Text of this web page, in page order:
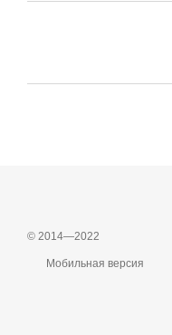
© 2014—2022
Мобильная версия